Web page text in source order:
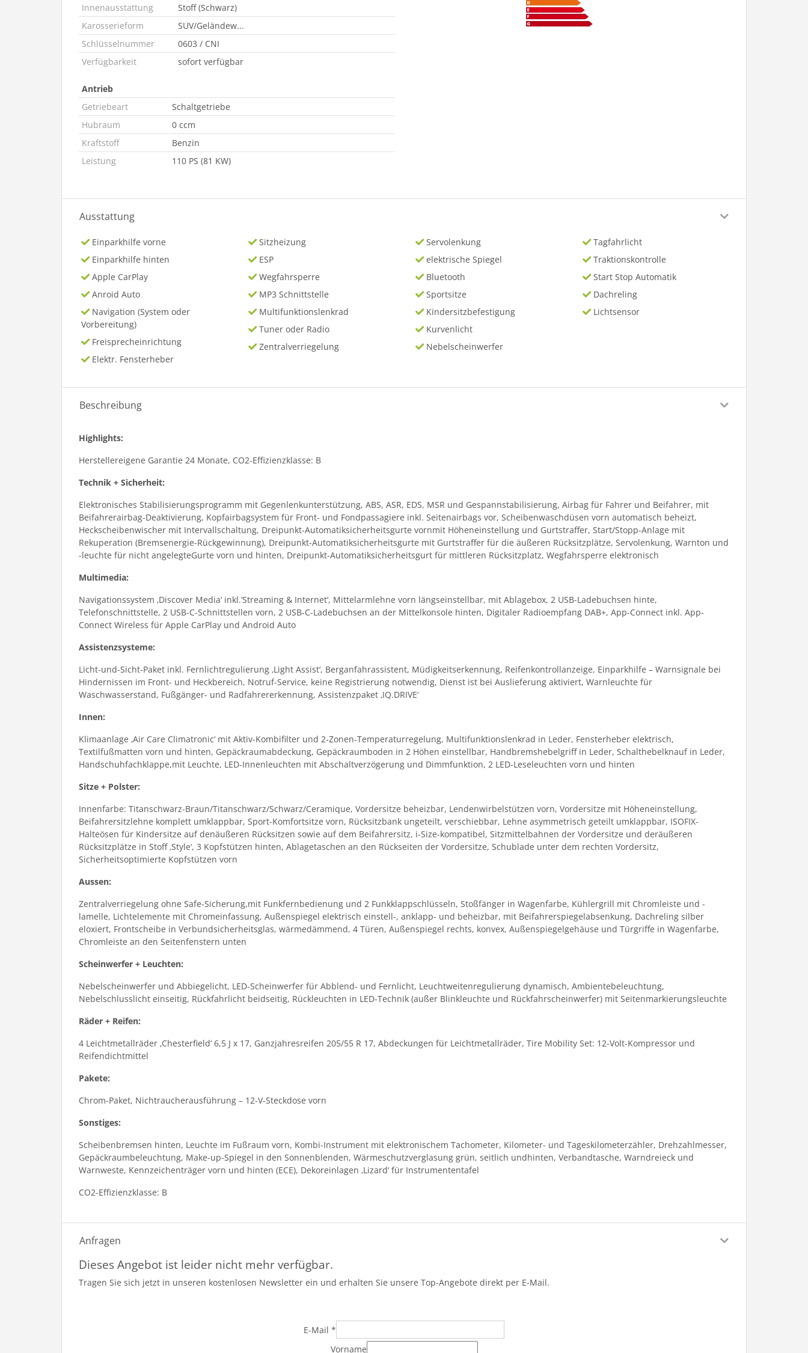
Innenausstattung
Stoff (Schwarz)
Karosserieform
SUV/Geländew...
Schlüsselnummer
0603 / CNI
Verfügbarkeit
sofort verfügbar
Antrieb
Getriebeart
Schaltgetriebe
Hubraum
0 ccm
Kraftstoff
Benzin
Leistung
110 PS (81 KW)
Ausstattung
Einparkhilfe vorne
Einparkhilfe hinten
Apple CarPlay
Anroid Auto
Navigation (System oder
Vorbereitung)
Freisprecheinrichtung
Elektr. Fensterheber
Sitzheizung
ESP
Wegfahrsperre
MP3 Schnittstelle
Multifunktionslenkrad
Tuner oder Radio
Zentralverriegelung
Servolenkung
elektrische Spiegel
Bluetooth
Sportsitze
Kindersitzbefestigung
Kurvenlicht
Nebelscheinwerfer
Tagfahrlicht
Traktionskontrolle
Start Stop Automatik
Dachreling
Lichtsensor
Beschreibung
Highlights:
Herstellereigene Garantie 24 Monate, CO2-Effizienzklasse: B
Technik + Sicherheit:
Elektronisches Stabilisierungsprogramm mit Gegenlenkunterstützung, ABS, ASR, EDS, MSR und Gespannstabilisierung, Airbag für Fahrer und Beifahrer, mit
Beifahrerairbag-Deaktivierung, Kopfairbagsystem für Front- und Fondpassagiere inkl. Seitenairbags vor, Scheibenwaschdüsen vorn automatisch beheizt,
Heckscheibenwischer mit Intervallschaltung, Dreipunkt-Automatiksicherheitsgurte vornmit Höheneinstellung und Gurtstraffer, Start/Stopp-Anlage mit
Rekuperation (Bremsenergie-Rückgewinnung), Dreipunkt-Automatiksicherheitsgurte mit Gurtstraffer für die äußeren Rücksitzplätze, Servolenkung, Warnton und
-leuchte für nicht angelegteGurte vorn und hinten, Dreipunkt-Automatiksicherheitsgurt für mittleren Rücksitzplatz, Wegfahrsperre elektronisch
Multimedia:
Navigationssystem ‚Discover Media‘ inkl.’Streaming & Internet‘, Mittelarmlehne vorn längseinstellbar, mit Ablagebox, 2 USB-Ladebuchsen hinte,
Telefonschnittstelle, 2 USB-C-Schnittstellen vorn, 2 USB-C-Ladebuchsen an der Mittelkonsole hinten, Digitaler Radioempfang DAB+, App-Connect inkl. App-
Connect Wireless für Apple CarPlay und Android Auto
Assistenzsysteme:
Licht-und-Sicht-Paket inkl. Fernlichtregulierung ‚Light Assist‘, Berganfahrassistent, Müdigkeitserkennung, Reifenkontrollanzeige, Einparkhilfe – Warnsignale bei
Hindernissen im Front- und Heckbereich, Notruf-Service, keine Registrierung notwendig, Dienst ist bei Auslieferung aktiviert, Warnleuchte für
Waschwasserstand, Fußgänger- und Radfahrererkennung, Assistenzpaket ‚IQ.DRIVE‘
Innen:
Klimaanlage ‚Air Care Climatronic‘ mit Aktiv-Kombifilter und 2-Zonen-Temperaturregelung, Multifunktionslenkrad in Leder, Fensterheber elektrisch,
Textilfußmatten vorn und hinten, Gepäckraumabdeckung, Gepäckraumboden in 2 Höhen einstellbar, Handbremshebelgriff in Leder, Schalthebelknauf in Leder,
Handschuhfachklappe,mit Leuchte, LED-Innenleuchten mit Abschaltverzögerung und Dimmfunktion, 2 LED-Leseleuchten vorn und hinten
Sitze + Polster:
Innenfarbe: Titanschwarz-Braun/Titanschwarz/Schwarz/Ceramique, Vordersitze beheizbar, Lendenwirbelstützen vorn, Vordersitze mit Höheneinstellung,
Beifahrersitzlehne komplett umklappbar, Sport-Komfortsitze vorn, Rücksitzbank ungeteilt, verschiebbar, Lehne asymmetrisch geteilt umklappbar, ISOFIX-
Halteösen für Kindersitze auf denäußeren Rücksitzen sowie auf dem Beifahrersitz, i-Size-kompatibel, Sitzmittelbahnen der Vordersitze und deräußeren
Rücksitzplätze in Stoff ‚Style‘, 3 Kopfstützen hinten, Ablagetaschen an den Rückseiten der Vordersitze, Schublade unter dem rechten Vordersitz,
Sicherheitsoptimierte Kopfstützen vorn
Aussen:
Zentralverriegelung ohne Safe-Sicherung,mit Funkfernbedienung und 2 Funkklappschlüsseln, Stoßfänger in Wagenfarbe, Kühlergrill mit Chromleiste und -
lamelle, Lichtelemente mit Chromeinfassung, Außenspiegel elektrisch einstell-, anklapp- und beheizbar, mit Beifahrerspiegelabsenkung, Dachreling silber
eloxiert, Frontscheibe in Verbundsicherheitsglas, wärmedämmend, 4 Türen, Außenspiegel rechts, konvex, Außenspiegelgehäuse und Türgriffe in Wagenfarbe,
Chromleiste an den Seitenfenstern unten
Scheinwerfer + Leuchten:
Nebelscheinwerfer und Abbiegelicht, LED-Scheinwerfer für Abblend- und Fernlicht, Leuchtweitenregulierung dynamisch, Ambientebeleuchtung,
Nebelschlusslicht einseitig, Rückfahrlicht beidseitig, Rückleuchten in LED-Technik (außer Blinkleuchte und Rückfahrscheinwerfer) mit Seitenmarkierungsleuchte
Räder + Reifen:
4 Leichtmetallräder ‚Chesterfield‘ 6,5 J x 17, Ganzjahresreifen 205/55 R 17, Abdeckungen für Leichtmetallräder, Tire Mobility Set: 12-Volt-Kompressor und
Reifendichtmittel
Pakete:
Chrom-Paket, Nichtraucherausführung – 12-V-Steckdose vorn
Sonstiges:
Scheibenbremsen hinten, Leuchte im Fußraum vorn, Kombi-Instrument mit elektronischem Tachometer, Kilometer- und Tageskilometerzähler, Drehzahlmesser,
Gepäckraumbeleuchtung, Make-up-Spiegel in den Sonnenblenden, Wärmeschutzverglasung grün, seitlich undhinten, Verbandtasche, Warndreieck und
Warnweste, Kennzeichenträger vorn und hinten (ECE), Dekoreinlagen ‚Lizard‘ für Instrumententafel
CO2-Effizienzklasse: B
Anfragen
Dieses Angebot ist leider nicht mehr verfügbar.
Tragen Sie sich jetzt in unseren kostenlosen Newsletter ein und erhalten Sie unsere Top-Angebote direkt per E-Mail.
E-Mail *
Vorname